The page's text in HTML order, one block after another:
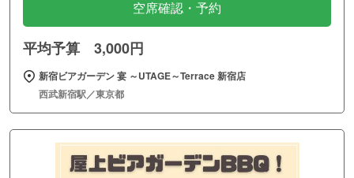
空席確認・予約
平均予算 3,000円
新宿ビアガーデン 宴 ～UTAGE～Terrace 新宿店
西武新宿駅／東京都